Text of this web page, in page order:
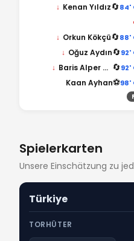
84'
🔄
↓ Kenan Yıldız
88'
🔄
↓ Orkun Kökçü
92'
🔄
↓ Oğuz Aydın
92'
🔄
↓ Baris Alper Yilmaz
98'
⚽
Kaan Ayhan
Spielerkarten
Unsere Einschätzung zu
Türkiye
TORHÜTER